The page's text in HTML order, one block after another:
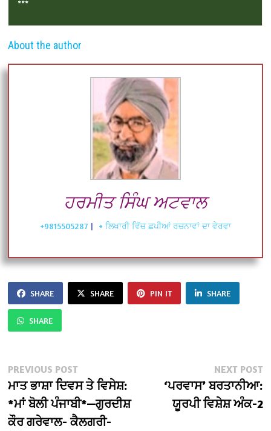
***
About the author
ਹਰਮੀਤ ਸਿੰਘ ਅਟਵਾਲ
+9815505287 | + ਲਿਖਾਰੀ ਵਿੱਚ ਛਪੀਆਂ ਰਚਨਾਵਾਂ ਦਾ ਵੇਰਵਾ
SHARE SHARE PIN IT SHARE
SHARE
Post
navigation
PREVIOUS POSTPrevious
post:
ਮਾਤ ਭਾਸ਼ਾ ਦਿਵਸ ਤੇ ਵਿਸੇਸ਼:
*ਮਾਂ ਬੋਲੀ ਪੰਜਾਬੀ*—ਗੁਰਦੀਸ਼
ਕੌਰ ਗਰੇਵਾਲ- ਕੈਲਗਰੀ-
NEXT POST
‘ਪਰਵਾਸ’ ਬਰਤਾਨੀਆ:
ਯੂਰਪੀ ਵਿਸ਼ੇਸ਼ ਅੰਕ-2